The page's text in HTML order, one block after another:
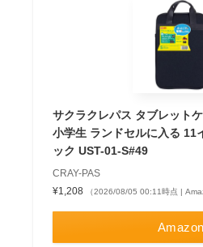
サクラクレパス タブレット
小学生 ランドセルに入る 11
ック UST-01-S#49
CRAY-PAS
¥1,208
（2026/08/05 00:11時点 |
Amazon